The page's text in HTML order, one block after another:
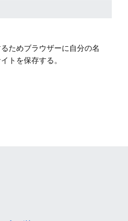
ためブラウザーに自分の名
トを保存する。